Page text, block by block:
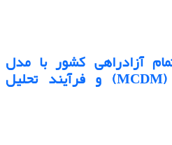
آزادراهی کشور با مدل
تصمیم‌گیری چندمعیاره (MCDM) و فرآیند تحلیل